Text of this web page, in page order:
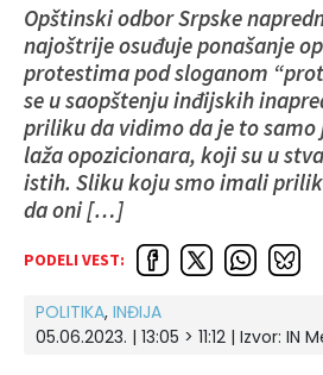
Opštinski odbor Srpske
najoštrije osuđuje ponašanje
protestima pod sloganom
se u saopštenju inđijskih
priliku da vidimo da je to samo
laža opozicionara, koji su u
istih. Sliku koju smo imali
da oni […]
PODELI VEST:
POLITIKA, INĐIJA
05.06.2023. | 13:05 > 11:12 | Izvor: IN